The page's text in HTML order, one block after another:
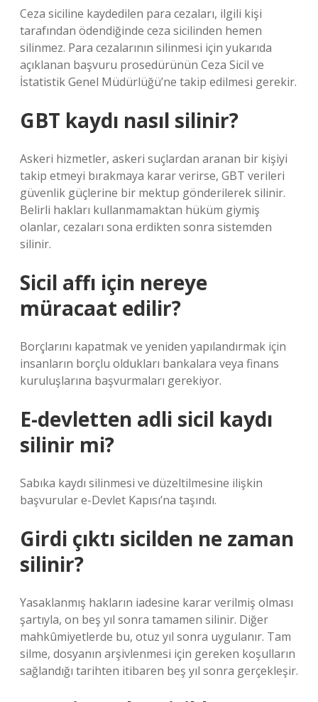
Ceza siciline kaydedilen para cezaları, ilgili kişi
tarafından ödendiğinde ceza sicilinden hemen
silinmez. Para cezalarının silinmesi için yukarıda
açıklanan başvuru prosedürünün Ceza Sicil ve
İstatistik Genel Müdürlüğü’ne takip edilmesi gerekir.
GBT kaydı nasıl silinir?
Askeri hizmetler, askeri suçlardan aranan bir kişiyi
takip etmeyi bırakmaya karar verirse, GBT verileri
güvenlik güçlerine bir mektup gönderilerek silinir.
Belirli hakları kullanmamaktan hüküm giymiş
olanlar, cezaları sona erdikten sonra sistemden
silinir.
Sicil affı için nereye
müracaat edilir?
Borçlarını kapatmak ve yeniden yapılandırmak için
insanların borçlu oldukları bankalara veya finans
kuruluşlarına başvurmaları gerekiyor.
E-devletten adli sicil kaydı
silinir mi?
Sabıka kaydı silinmesi ve düzeltilmesine ilişkin
başvurular e-Devlet Kapısı’na taşındı.
Girdi çıktı sicilden ne zaman
silinir?
Yasaklanmış hakların iadesine karar verilmiş olması
şartıyla, on beş yıl sonra tamamen silinir. Diğer
mahkûmiyetlerde bu, otuz yıl sonra uygulanır. Tam
silme, dosyanın arşivlenmesi için gereken koşulların
sağlandığı tarihten itibaren beş yıl sonra gerçekleşir.